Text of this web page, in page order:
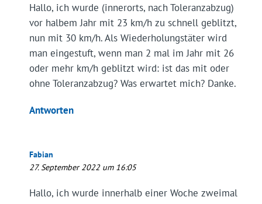
Hallo, ich wurde (innerorts, nach Toleranzabzug)
vor halbem Jahr mit 23 km/h zu schnell geblitzt,
nun mit 30 km/h. Als Wiederholungstäter wird
man eingestuft, wenn man 2 mal im Jahr mit 26
oder mehr km/h geblitzt wird: ist das mit oder
ohne Toleranzabzug? Was erwartet mich? Danke.
Antworten
Fabian
27. September 2022 um 16:05
Hallo, ich wurde innerhalb einer Woche zweimal